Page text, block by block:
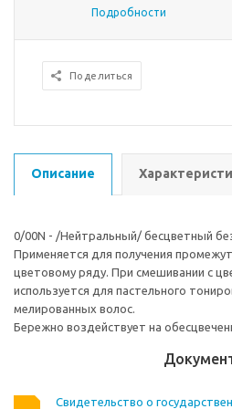
Подробности
Поделиться
Описание
0/00N - /Нейтральный/ бесцветный
Применяется для получения
цветовому ряду. При смешивании с
используется для пастельного
мелированных волос.
Бережно воздействует на
Свидетельство о